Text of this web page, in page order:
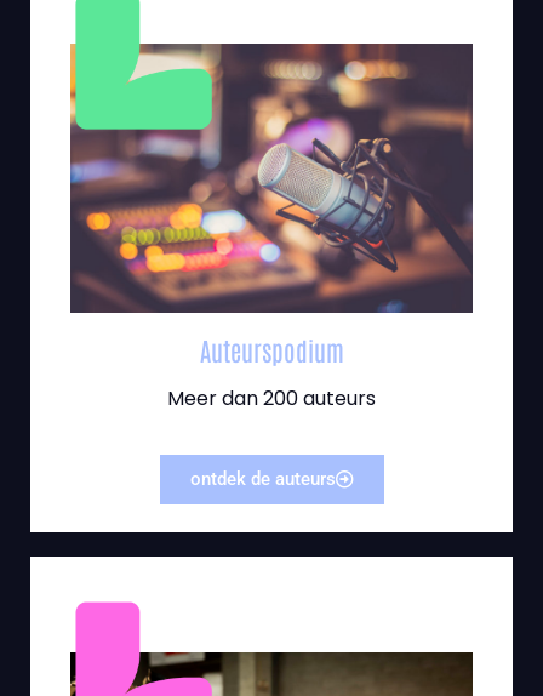
Auteurspodium
Meer dan 200 auteurs
ontdek de auteurs